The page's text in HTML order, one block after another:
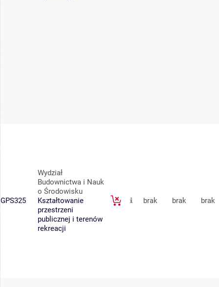
GPS325
Wydział
Budownictwa i Nauk
o Środowisku
Kształtowanie
przestrzeni
publicznej i terenów
rekreacji
brak brak brak